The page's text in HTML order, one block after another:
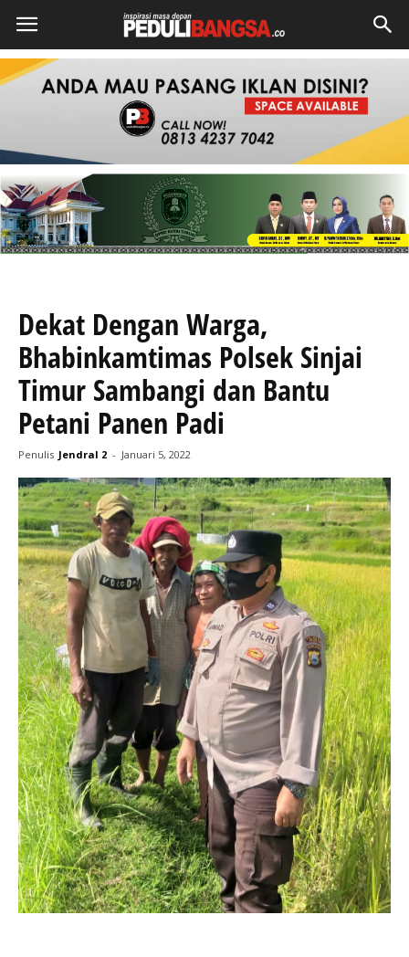
Dekat Dengan Warga,
Bhabinkamtimas Polsek Sinjai
Timur Sambangi dan Bantu
Petani Panen Padi
Penulis Jendral 2 - Januari 5, 2022